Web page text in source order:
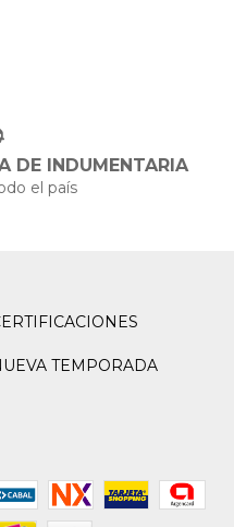
DE INDUMENTARIA
el país
TEMPORADA